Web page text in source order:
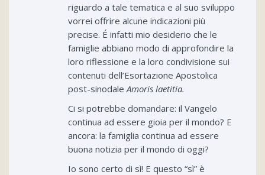
riguardo a tale tematica e al suo sviluppo
vorrei offrire alcune indicazioni più
precise. É infatti mio desiderio che le
famiglie abbiano modo di approfondire la
loro riflessione e la loro condivisione sui
contenuti dell’Esortazione Apostolica
post-sinodale Amoris laetitia.
Ci si potrebbe domandare: il Vangelo
continua ad essere gioia per il mondo? E
ancora: la famiglia continua ad essere
buona notizia per il mondo di oggi?
Io sono certo di sì! E questo “sì” è